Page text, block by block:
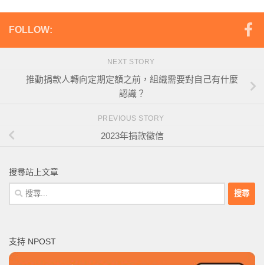
FOLLOW:
NEXT STORY
推動捐款人轉向定期定額之前，組織需要對自己有什麼
認識？
PREVIOUS STORY
2023年捐款徵信
搜尋站上文章
搜
尋
字:
支持 NPOST